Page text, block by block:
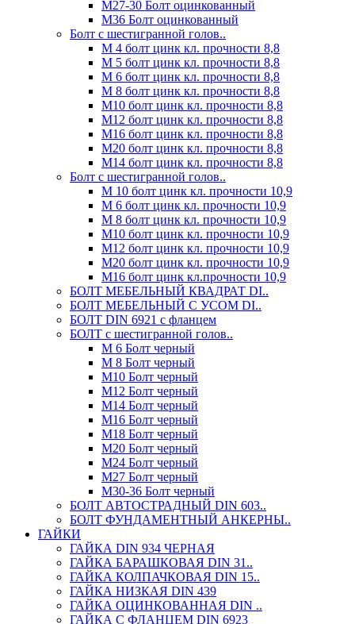
М27-30 Болт оцинкованный
М36 Болт оцинкованный
Болт с шестигранной голов..
М 4 болт цинк кл. прочности 8,8
М 5 болт цинк кл. прочности 8,8
М 6 болт цинк кл. прочности 8,8
М 8 болт цинк кл. прочности 8,8
М10 болт цинк кл. прочности 8,8
М12 болт цинк кл. прочности 8,8
М16 болт цинк кл. прочности 8,8
М20 болт цинк кл. прочности 8,8
М14 болт цинк кл. прочности 8,8
Болт с шестигранной голов..
М 10 болт цинк кл. прочности 10,9
М 6 болт цинк кл. прочности 10,9
М 8 болт цинк кл. прочности 10,9
М10 болт цинк кл. прочности 10,9
М12 болт цинк кл. прочности 10,9
М20 болт цинк кл. прочности 10,9
М16 болт цинк кл.прочности 10,9
БОЛТ МЕБЕЛЬНЫЙ КВАДРАТ DI..
БОЛТ МЕБЕЛЬНЫЙ С УСОМ DI..
БОЛТ DIN 6921 c фланцем
БОЛТ с шестигранной голов..
М 6 Болт черный
М 8 Болт черный
М10 Болт черный
М12 Болт черный
М14 Болт черный
М16 Болт черный
М18 Болт черный
М20 Болт черный
М24 Болт черный
М27 Болт черный
М30-36 Болт черный
БОЛТ АВТОСТРАДНЫЙ DIN 603..
БОЛТ ФУНДАМЕНТНЫЙ АНКЕРНЫ..
ГАЙКИ
ГАЙКА DIN 934 ЧЕРНАЯ
ГАЙКА БАРАШКОВАЯ DIN 31..
ГАЙКА КОЛПАЧКОВАЯ DIN 15..
ГАЙКА НИЗКАЯ DIN 439
ГАЙКА ОЦИНКОВАННАЯ DIN ..
ГАЙКА С ФЛАНЦЕМ DIN 6923